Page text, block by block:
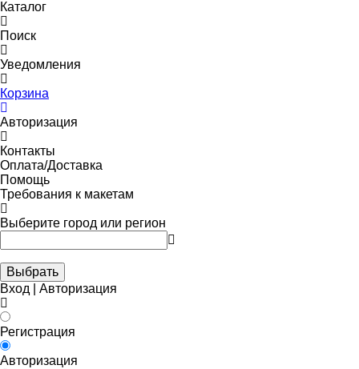
Каталог
Поиск
Уведомления
Корзина
Авторизация
Контакты
Оплата/Доставка
Помощь
Требования к макетам
Выберите город или регион
Выбрать
Вход | Авторизация
Регистрация
Авторизация